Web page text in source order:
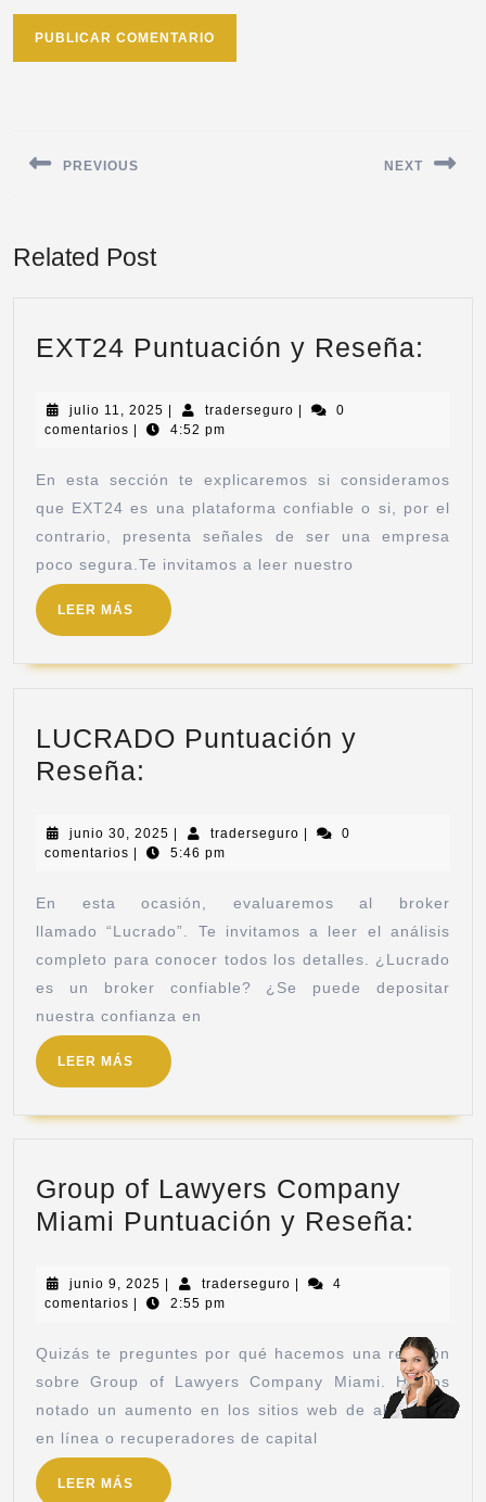
PREVIOUS NEXT
Related Post
EXT24 Puntuación y Reseña:
julio 11, 2025 traderseguro
0
comentarios
4:52 pm
En esta sección te explicaremos si consideramos
que EXT24 es una plataforma confiable o si, por el
contrario, presenta señales de ser una empresa
poco segura.Te invitamos a leer nuestro
LEER MÁS
LUCRADO Puntuación y
Reseña:
junio 30, 2025 | traderseguro |
0
comentarios | 5:46 pm
En esta ocasión, evaluaremos al broker
llamado “Lucrado”. Te invitamos a leer el análisis
completo para conocer todos los detalles. ¿Lucrado
es un broker confiable? ¿Se puede depositar
nuestra confianza en
LEER MÁS
Group of Lawyers Company
Miami Puntuación y Reseña:
junio 9, 2025 | traderseguro |
4
comentarios | 2:55 pm
Quizás te preguntes por qué hacemos una revisión
sobre Group of Lawyers Company Miami. Hemos
notado un aumento en los sitios web de abogados
en línea o recuperadores de capital
LEER MÁS